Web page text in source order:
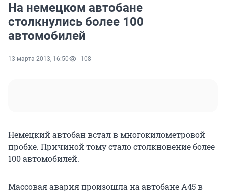
На немецком автобане
столкнулись более 100
автомобилей
13 марта 2013, 16:50 108
Немецкий автобан встал в многокилометровой
пробке. Причиной тому стало столкновение более
100 автомобилей.
Массовая авария произошла на автобане А45 в